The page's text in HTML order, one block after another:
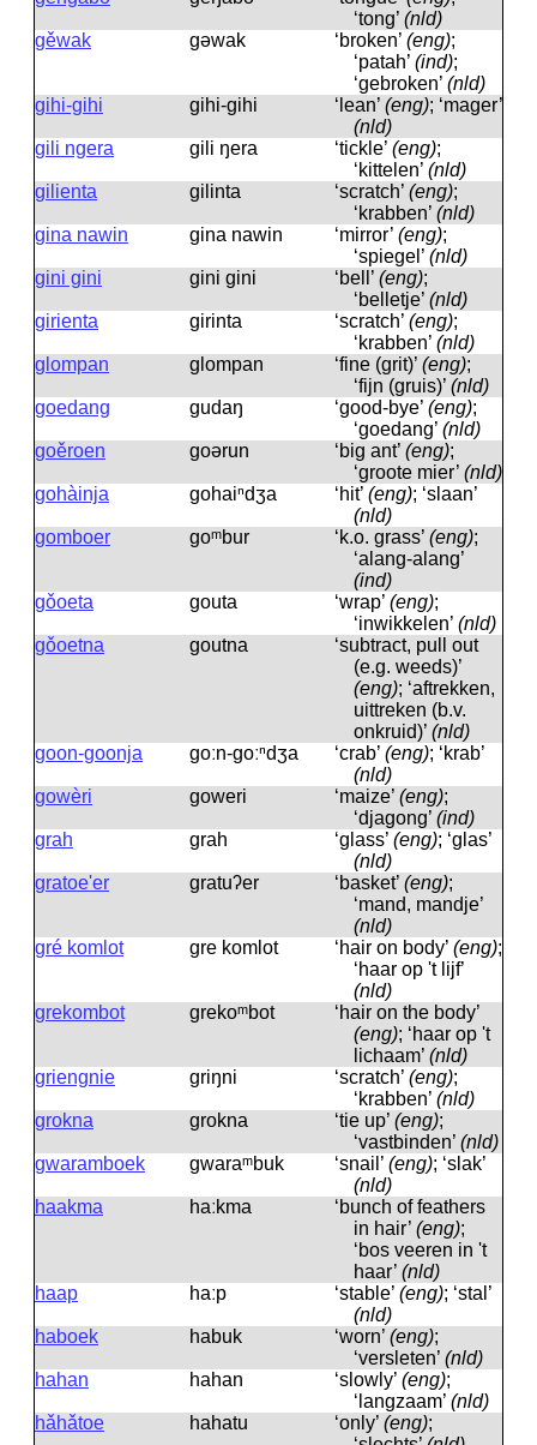
‘tong’ (nld)
gěwak
gəwak ‘broken’ (eng);
‘patah’ (ind);
‘gebroken’ (nld)
gihi-gihi
gihi-gihi ‘lean’ (eng); ‘mager’
(nld)
gili ngera
gili ŋera ‘tickle’ (eng);
‘kittelen’ (nld)
gilienta
gilinta ‘scratch’ (eng);
‘krabben’ (nld)
gina nawin
gina nawin ‘mirror’ (eng);
‘spiegel’ (nld)
gini gini
gini gini ‘bell’ (eng);
‘belletje’ (nld)
girienta
girinta ‘scratch’ (eng);
‘krabben’ (nld)
glompan
glompan ‘fine (grit)’ (eng);
‘fijn (gruis)’ (nld)
goedang
gudaŋ ‘good-bye’ (eng);
‘goedang’ (nld)
goěroen
goərun ‘big ant’ (eng);
‘groote mier’ (nld)
gohàinja
gohaiⁿdʒa ‘hit’ (eng); ‘slaan’
(nld)
gomboer
goᵐbur ‘k.o. grass’ (eng);
‘alang-alang’
(ind)
gǒoeta
gouta ‘wrap’ (eng);
‘inwikkelen’ (nld)
gǒoetna
goutna
‘subtract, pull out
(e.g. weeds)’
(eng); ‘aftrekken,
uittreken (b.v.
onkruid)’ (nld)
goon-goonja
goːn-goːⁿdʒa ‘crab’ (eng); ‘krab’
(nld)
gowèri
goweri ‘maize’ (eng);
‘djagong’ (ind)
grah
grah ‘glass’ (eng); ‘glas’
(nld)
gratoe'er
gratuʔer ‘basket’ (eng);
‘mand, mandje’
(nld)
gré komlot
gre komlot ‘hair on body’ (eng);
‘haar op 't lijf’
(nld)
grekombot
grekoᵐbot
‘hair on the body’
(eng); ‘haar op 't
lichaam’ (nld)
griengnie
griŋni ‘scratch’ (eng);
‘krabben’ (nld)
grokna
grokna ‘tie up’ (eng);
‘vastbinden’ (nld)
gwaramboek
gwaraᵐbuk ‘snail’ (eng); ‘slak’
(nld)
haakma
haːkma
‘bunch of feathers
in hair’ (eng);
‘bos veeren in 't
haar’ (nld)
haap
haːp ‘stable’ (eng); ‘stal’
(nld)
haboek
habuk ‘worn’ (eng);
‘versleten’ (nld)
hahan
hahan ‘slowly’ (eng);
‘langzaam’ (nld)
hǎhǎtoe
hahatu ‘only’ (eng);